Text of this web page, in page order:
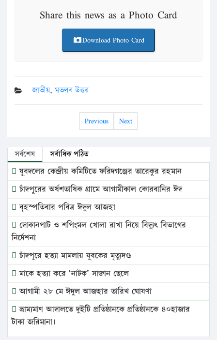
Share this news as a Photo Card
Download Photo Card
জাতীয়,মতলব উত্তর
Previous Next
সর্বশেষ সর্বাধিক পঠিত
যুবদলের কেন্দ্রীয় কমিটিতে ফরিদগঞ্জের তারেকুর রহমান
চাঁদপুরের অর্ধশতাধিক গ্রামে আগামীকাল কোরবানির ঈদ
বৃহস্পতিবার পবিত্র ঈদুল আজহা
দোকানপাট ও শপিংমল খোলা রাখা নিয়ে বিদ্যুৎ বিভাগের
নির্দেশনা
চাঁদপুরে হত্যা মামলায় যুবকের মৃত্যুদণ্ড
মাকে হত্যা করে ‘নাটক’ সাজান ছেলে
আগামী ২৮ মে ঈদুল আজহার তারিখ ঘোষণা
ভ্রাম্যমাণ আদালতে দুইটি প্রতিষ্ঠানকে প্রতিষ্ঠানকে ৪০হাজার
টাকা জরিমানা।